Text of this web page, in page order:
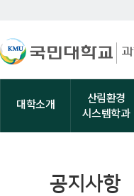
대학소개
산림환경
시스템학과
공지사항